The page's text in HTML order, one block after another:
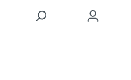
hast 0 Produkte auf dem
Positionen. Der